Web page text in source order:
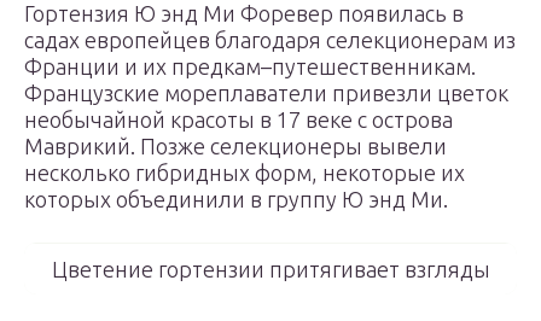
Гортензия Ю энд Ми Форевер появилась в
садах европейцев благодаря селекционерам из
Франции и их предкам–путешественникам.
Французские мореплаватели привезли цветок
необычайной красоты в 17 веке с острова
Маврикий. Позже селекционеры вывели
несколько гибридных форм, некоторые их
которых объединили в группу Ю энд Ми.
Цветение гортензии притягивает взгляды